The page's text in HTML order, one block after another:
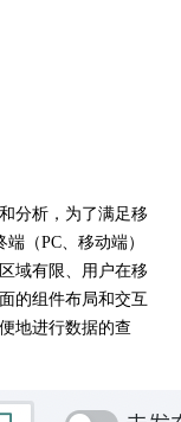
分析，为了满足移
（PC、移动端）
域有限、用户在移
的组件布局和交互
地进行数据的查